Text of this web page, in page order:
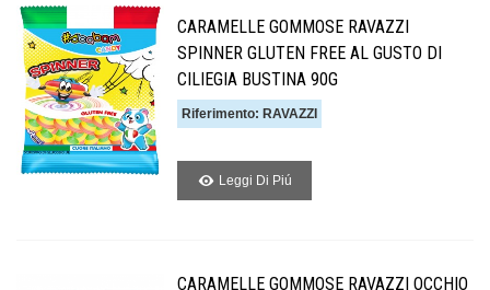
CARAMELLE GOMMOSE RAVAZZI
SPINNER GLUTEN FREE AL GUSTO DI
CILIEGIA BUSTINA 90G
Riferimento: RAVAZZI
Leggi Di Piú
CARAMELLE GOMMOSE RAVAZZI OCCHIO